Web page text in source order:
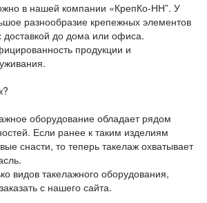
в нашей компании «КрепКо-НН”. У
разнообразие крепежных элементов
до дома или офиса.
продукции и
оборудование обладает рядом
Если ранее к таким изделиям
снасти, то теперь такелаж охватывает
видов такелажного оборудования,
с нашего сайта.